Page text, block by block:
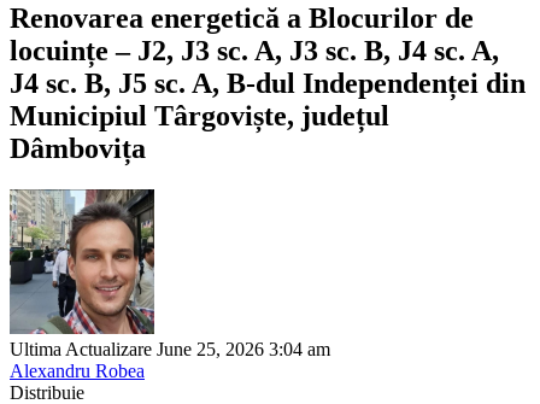
Renovarea energetică a Blocurilor de
locuințe – J2, J3 sc. A, J3 sc. B, J4 sc. A,
J4 sc. B, J5 sc. A, B-dul Independenței din
Municipiul Târgoviște, județul
Dâmbovița
Ultima Actualizare June 25, 2026 3:04 am
Alexandru Robea
Distribuie